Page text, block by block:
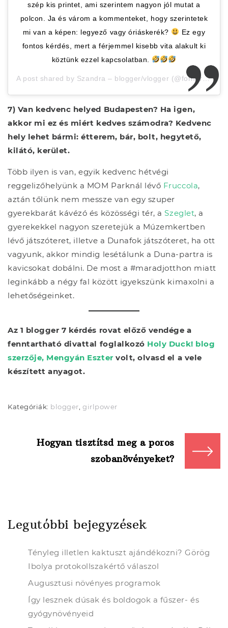
szép kis printet, ami szerintem nagyon jól mutat a
polcon. Ja és várom a kommenteket, hogy szerintetek
mi van a képen: legyező vagy óriáskerék?
Ez egy
fontos kérdés, mert a férjemmel kisebb vita alakult ki
köztünk ezzel kapcsolatban.
A post shared by Szandra – blogger/vlogger (@forherszandra) on
7) Van kedvenc helyed Budapesten? Ha igen,
akkor mi ez és miért kedves számodra? Kedvenc
hely lehet bármi: étterem, bár, bolt, hegytető,
kilátó, kerület.
Több ilyen is van, egyik kedvenc hétvégi
reggelizőhelyünk a MOM Parknál lévő Fruccola,
aztán tőlünk nem messze van egy szuper
gyerekbarát kávézó és közösségi tér, aSzeglet, a
gyerekekkel nagyon szeretejük a Múzemkertben
lévő játszóteret, illetve a Dunafok játszóteret, ha ott
vagyunk, akkor mindig lesétálunk a Duna-partra is
kavicsokat dobálni. De most a #maradjotthon miatt
leginkább a négy fal között igyekszünk kimaxolni a
lehetőségeinket.
Az 1 blogger 7 kérdés rovat előző vendége a
fenntartható divattal foglalkozó Holy Duck! blog
szerzője, Mengyán Eszter volt, olvasd el a vele
készített anyagot.
Kategóriák: blogger ,girlpower
navigáció
Hogyan tisztítsd meg a poros
szobanövényeket?
Legutóbbi bejegyzések
Tényleg illetlen kaktuszt ajándékozni? Görög
Ibolya protokollszakértő válaszol
Augusztusi növényes programok
Így lesznek dúsak és boldogok a fűszer- és
gyógynövényeid